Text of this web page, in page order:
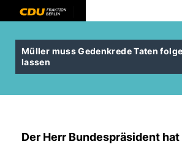
Müller muss Gedenkrede Taten
lassen
Der Herr Bundespräsident